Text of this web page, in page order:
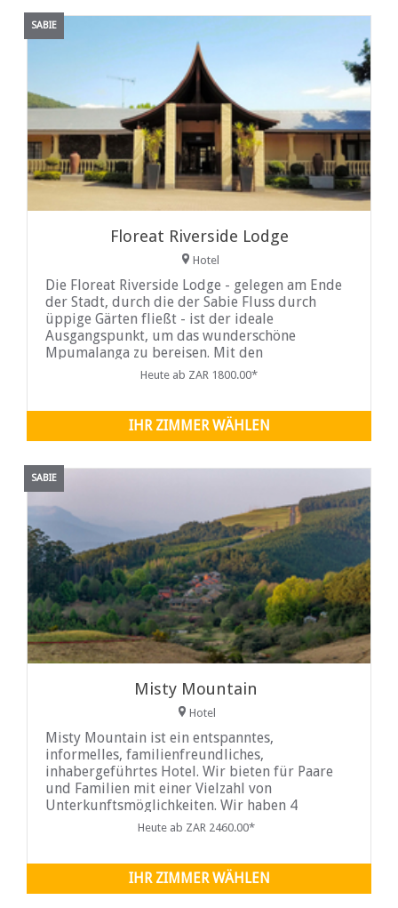
SABIE
Floreat Riverside Lodge
Hotel
Die Floreat Riverside Lodge - gelegen am Ende
der Stadt, durch die der Sabie Fluss durch
üppige Gärten fließt - ist der ideale
Ausgangspunkt, um das wunderschöne
Mpumalanga zu bereisen. Mit den
majestätischen Wäldern, der herrlichen
Heute ab ZAR 1800.00*
IHR ZIMMER WÄHLEN
SABIE
Misty Mountain
Hotel
Misty Mountain ist ein entspanntes,
informelles, familienfreundliches,
inhabergeführtes Hotel. Wir bieten für Paare
und Familien mit einer Vielzahl von
Unterkunftsmöglichkeiten. Wir haben 4
verschiedene Zimmertypen...
Heute ab ZAR 2460.00*
IHR ZIMMER WÄHLEN